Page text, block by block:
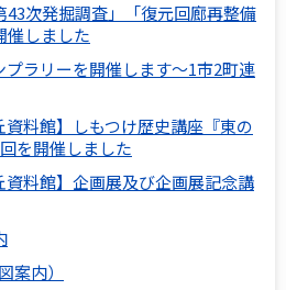
43次発掘調査」「復元回廊再整備
催しました
プラリーを開催します～1市2町連
資料館】しもつけ歴史講座『東の
を開催しました
資料館】企画展及び企画展記念講
案内）